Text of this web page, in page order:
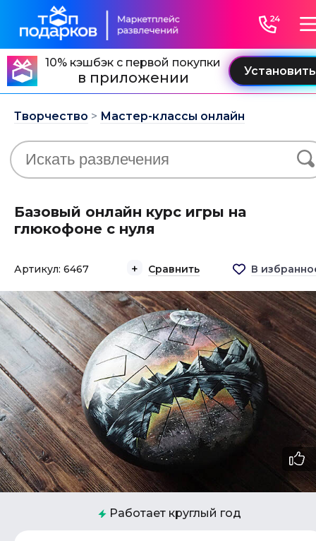
10% кэшбэк с первой покупки
в приложении
Творчество > Мастер-классы онлайн
Базовый онлайн курс игры на
глюкофоне с нуля
Артикул: 6467 Сравнить В
Работает круглый год